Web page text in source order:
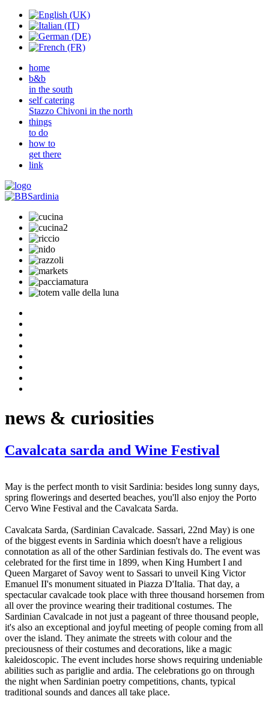
home
b&b
in the south
self catering
Stazzo Chivoni in the north
things
to do
how to
get there
link
news & curiosities
Cavalcata sarda and Wine Festival
May is the perfect month to visit Sardinia: besides long sunny days,
spring flowerings and deserted beaches, you'll also enjoy the Porto
Cervo Wine Festival and the Cavalcata Sarda.
Cavalcata Sarda, (Sardinian Cavalcade. Sassari, 22nd May) is one
of the biggest events in Sardinia which doesn't have a religious
connotation as all of the other Sardinian festivals do. The event was
celebrated for the first time in 1899, when King Humbert I and
Queen Margaret of Savoy went to Sassari to unveil King Victor
Emanuel II's monument situated in Piazza D'Italia. That day, a
spectacular cavalcade took place with three thousand horsemen from
all over the province wearing their traditional costumes. The
Sardinian Cavalcade in not just a pageant of three thousand people,
it's also an exceptional and joyful meeting of people coming from all
over the island. They animate the streets with colour and the
preciousness of their costumes and decorations, like a magic
kaleidoscopic. The event includes horse shows requiring undeniable
abilities such as pariglie and ardia. The celebrations go on through
the night when Sardinian poetry competitions, chants, typical
traditional sounds and dances all take place.